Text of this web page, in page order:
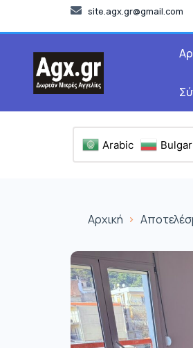
site.agx.gr@gmail.com
Arabic
Αρχική